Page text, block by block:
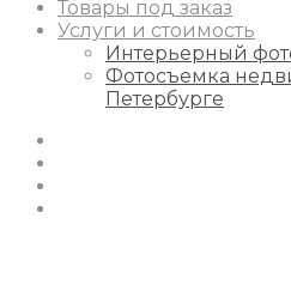
Товары под заказ
Услуги и стоимость
Интерьерный
Фотосъемка
Петербурге